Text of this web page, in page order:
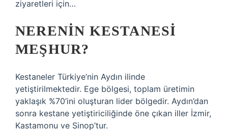
ziyaretleri için…
NERENIN KESTANESI
MEŞHUR?
Kestaneler Türkiye’nin Aydın ilinde
yetiştirilmektedir. Ege bölgesi, toplam üretimin
yaklaşık %70’ini oluşturan lider bölgedir. Aydın’dan
sonra kestane yetiştiriciliğinde öne çıkan iller İzmir,
Kastamonu ve Sinop’tur.